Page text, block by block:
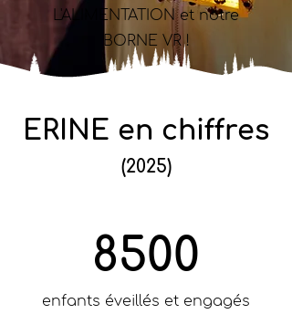
L'ALIMENTATION et notre
BORNE VR !
ERINE en chiffres
(2025)
8500
enfants éveillés et engagés